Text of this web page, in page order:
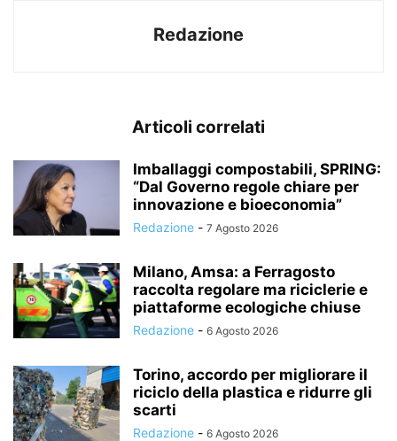
Redazione
Articoli correlati
Imballaggi compostabili, SPRING:
“Dal Governo regole chiare per
innovazione e bioeconomia”
Redazione - 7 Agosto 2026
Milano, Amsa: a Ferragosto
raccolta regolare ma riciclerie e
piattaforme ecologiche chiuse
Redazione - 6 Agosto 2026
Torino, accordo per migliorare il
riciclo della plastica e ridurre gli
scarti
Redazione - 6 Agosto 2026